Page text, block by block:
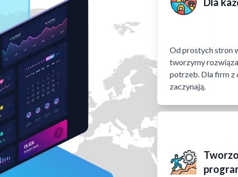
Od prostych stron
tworzymy
potrzeb. Dla firm z
zaczynają.